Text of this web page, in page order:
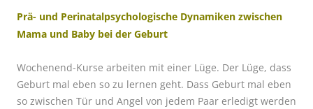
Prä- und Perinatalpsychologische Dynamiken zwischen
Mama und Baby bei der Geburt
Wochenend-Kurse arbeiten mit einer Lüge. Der Lüge, dass
Geburt mal eben so zu lernen geht. Dass Geburt mal eben
so zwischen Tür und Angel von jedem Paar erledigt werden